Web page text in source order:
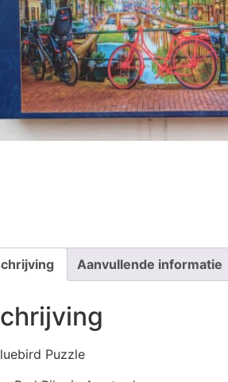
Aanvullende informatie
Puzzle